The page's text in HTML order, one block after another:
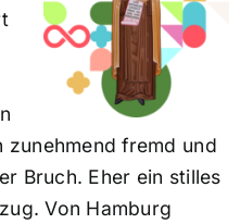
zunehmend fremd und
Bruch. Eher ein stilles
Von Hamburg